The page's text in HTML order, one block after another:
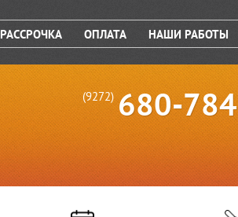
РАССРОЧКА ОПЛАТА НАШИ РАБОТЫ
(9272) 680-784